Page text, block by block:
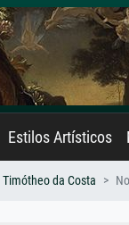
Estilos Artísticos
da Costa